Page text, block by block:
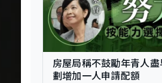
房屋局稱不鼓勵年青人
劃增加一人申請配額